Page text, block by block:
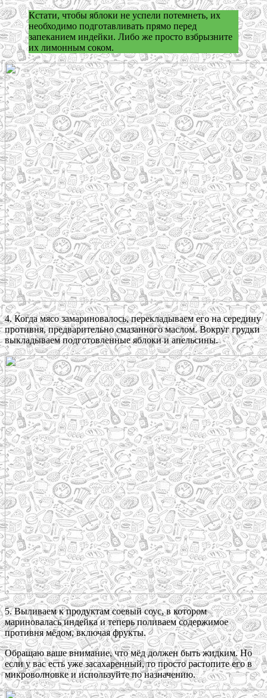
Кстати, чтобы яблоки не успели потемнеть, их
необходимо подготавливать прямо перед
запеканием индейки. Либо же просто взбрызните
их лимонным соком.
4. Когда мясо замариновалось, перекладываем его на середину
противня, предварительно смазанного маслом. Вокруг грудки
выкладываем подготовленные яблоки и апельсины.
5. Выливаем к продуктам соевый соус, в котором
мариновалась индейка и теперь поливаем содержимое
противня мёдом, включая фрукты.
Обращаю ваше внимание, что мёд должен быть жидким. Но
если у вас есть уже засахаренный, то просто растопите его в
микроволновке и используйте по назначению.